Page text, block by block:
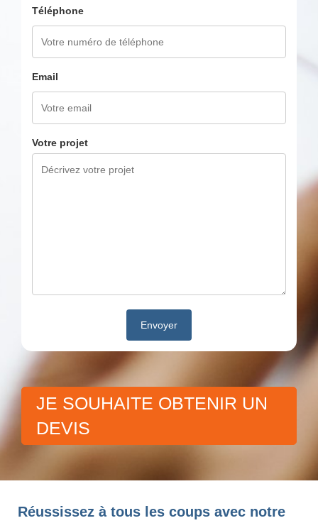
Téléphone
Email
Votre projet
JE SOUHAITE OBTENIR UN
DEVIS
Réussissez à tous les coups avec notre